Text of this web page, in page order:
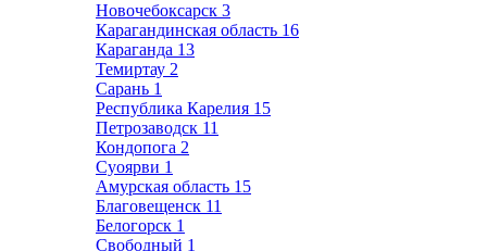
Новочебоксарск 3
Карагандинская область 16
Караганда 13
Темиртау 2
Сарань 1
Республика Карелия 15
Петрозаводск 11
Кондопога 2
Суоярви 1
Амурская область 15
Благовещенск 11
Белогорск 1
Свободный 1